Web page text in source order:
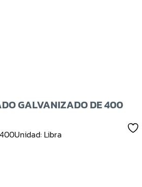
GALVANIZADO DE 400
Unidad: Libra